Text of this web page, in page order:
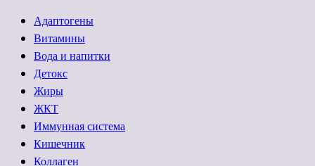
Адаптогены
Витамины
Вода и напитки
Детокс
Жиры
ЖКТ
Иммунная система
Кишечник
Коллаген